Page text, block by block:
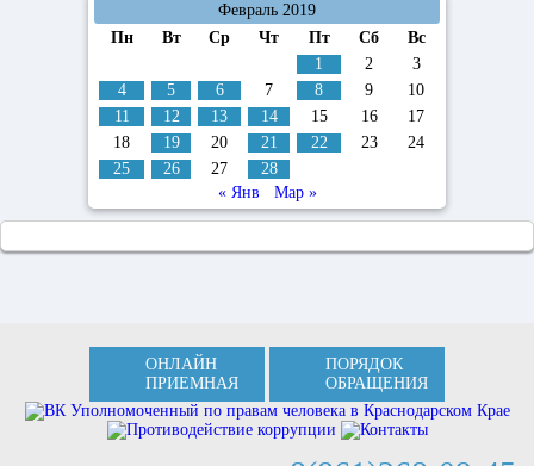
Февраль 2019
Пн
Вт Ср Чт Пт Сб
Вс
1
2
3
4
5 6 7 8 9
10
11
12 13 14 15 16
17
18
19 20 21 22 23
24
25
26 27
28
« Янв
Мар »
ОНЛАЙН
ПРИЕМНАЯ
ПОРЯДОК
ОБРАЩЕНИЯ